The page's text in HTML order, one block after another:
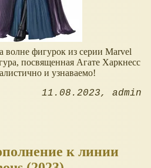
волне фигурок из серии Marvel
посвященная Агате Харкнесс
и узнаваемо!
11.08.2023 admin
к линии